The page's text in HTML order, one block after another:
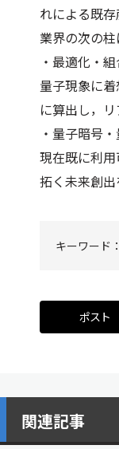
れによる既
業界の次の柱
・最適化・
量子現象に
に算出し，
・量子暗号
現在既に利
拓く未来創出
キーワード：
ポスト
関連記事